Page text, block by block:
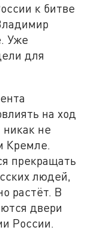
к битве
Уже
для
на ход
не
Кремле.
прекращать
людей,
растёт. В
двери
России.